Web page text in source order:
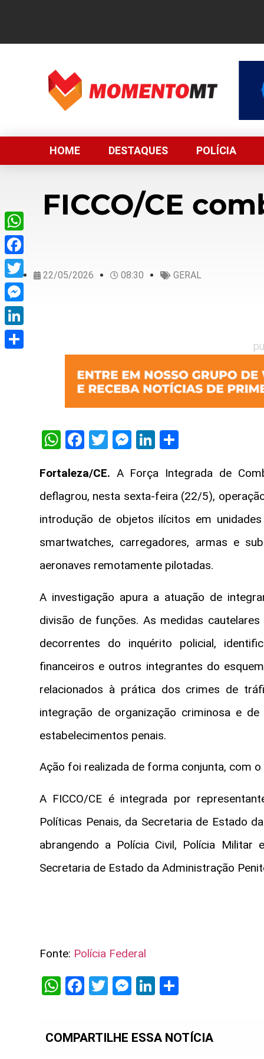
HOME DESTAQUES POLÍCIA
FICCO/CE
22/05/2026 08:30 GERAL
WhatsApp
Facebook
TwitterMessenger
LinkedIn
Fortaleza/CE. A Força Integrada de
deflagrou, nesta sexta-feira (22/5),
introdução de objetos ilícitos em
smartwatches, carregadores, armas e
aeronaves remotamente pilotadas.
A investigação apura a atuação de
divisão de funções. As medidas
decorrentes do inquérito policial,
financeiros e outros integrantes do
relacionados à prática dos crimes de
integração de organização criminosa e
estabelecimentos penais.
Ação foi realizada de forma conjunta, com
A FICCO/CE é integrada por
Políticas Penais, da Secretaria de Estado
abrangendo a Polícia Civil, Polícia
Secretaria de Estado da Administração
Fonte: Polícia Federal
WhatsApp
Facebook
Twitter
Messenger
LinkedIn
COMPARTILHE ESSA NOTÍCIA
WhatsApp
Facebook
Twitter
Messenger
LinkedIn